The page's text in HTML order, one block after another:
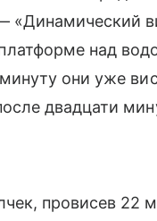
«Динамический
над
они уже
двадцати
провисев 22